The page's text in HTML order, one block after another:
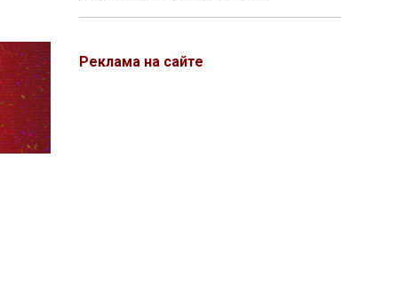
Реклама на сайте